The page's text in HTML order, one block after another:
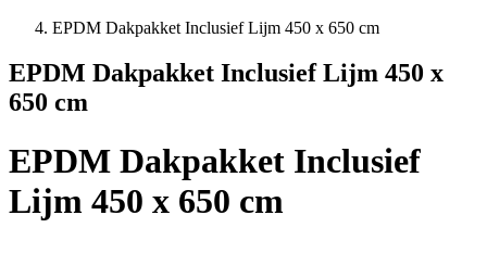
EPDM Dakpakket Inclusief Lijm 450 x 650 cm
EPDM Dakpakket Inclusief Lijm 450 x
650 cm
EPDM Dakpakket Inclusief
Lijm 450 x 650 cm